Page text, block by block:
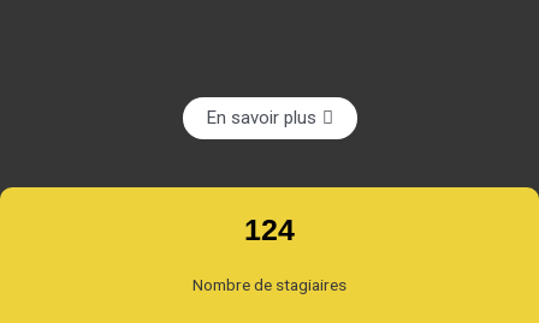
En savoir plus
124
Nombre de stagiaires